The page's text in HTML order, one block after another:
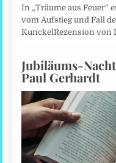
In „Träume aus Feuer“
vom Aufstieg und Fall
KunckelRezension von
Jubiläums-
Paul Gerhardt